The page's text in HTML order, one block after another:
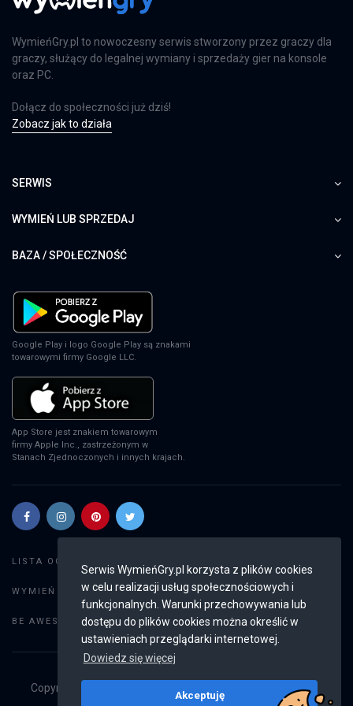
Serwis WymieńGry.pl korzysta z plików cookies
w celu realizacji usług społecznościowych i
funkcjonalnych. Warunki przechowywania lub
dostępu do plików cookies można określić w
ustawieniach przeglądarki internetowej.
Dowiedz się więcej
Akceptuję
WymieńGry.pl to nowoczesny serwis stworzony przez graczy dla
graczy, służący do legalnej wymiany i sprzedaży gier na konsole
oraz PC.
Dołącz do społeczności już dziś!
Zobacz jak to działa
SERWIS
WYMIEŃ LUB SPRZEDAJ
BAZA / SPOŁECZNOŚĆ
Google Play i logo Google Play są znakami
towarowymi firmy Google LLC.
App Store jest znakiem towarowym
firmy Apple Inc., zastrzeżonym w
Stanach Zjednoczonych i innych krajach.
LISTA OGŁOSZEŃ:
WYMIEŃ GRY: Dodaj ogłoszenie
BE AWESOME: Weryfikacja konta
Copyright © 2019 - 2026
Wszystkie prawa